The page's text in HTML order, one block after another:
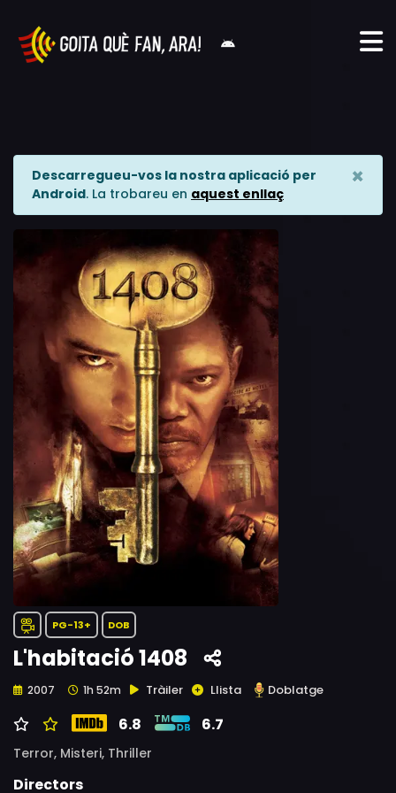
Descarregueu-vos la nostra aplicació per
Android. La trobareu en aquest enllaç
×
PG-13+ DOB
L'habitació 1408
2007 1h 52m Tràiler Llista Doblatge
6.8 6.7
Terror, Misteri, Thriller
Directors